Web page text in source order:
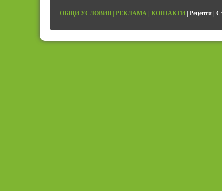
ОБЩИ УСЛОВИЯ РЕКЛАМА КОНТАКТИ Рецепти